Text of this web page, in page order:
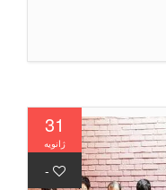
31
ژانویه
-